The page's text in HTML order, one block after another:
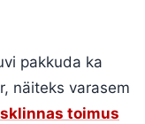
pakkuda ka
näiteks varasem
toimus